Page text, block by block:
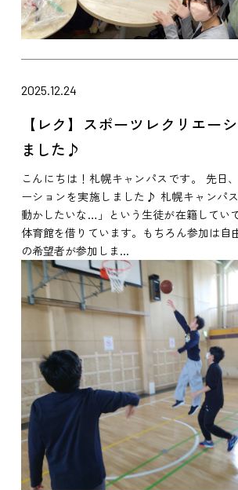
2025.12.24
【レク】スポーツレクリエー
ました♪
こんにちは！札幌キャンパスです。 先日
ーションを実施しました♪ 札幌キャンパ
動かしたいな…」という生徒が在籍してい
体育館を借りています。もちろん参加は自
の希望者が参加しま...